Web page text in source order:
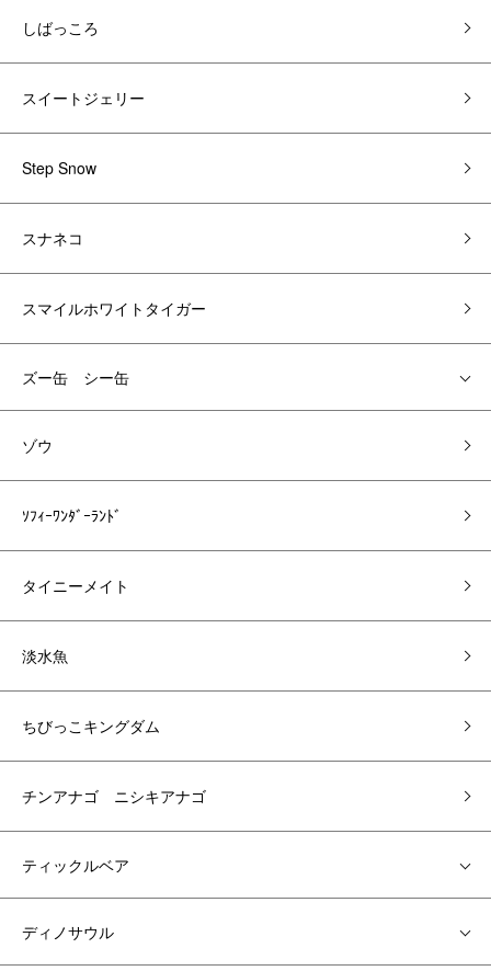
しばっころ
スイートジェリー
Step Snow
スナネコ
スマイルホワイトタイガー
ズー缶 シー缶
ゾウ
ｿﾌｨｰﾜﾝﾀﾞｰﾗﾝﾄﾞ
タイニーメイト
淡水魚
ちびっこキングダム
チンアナゴ ニシキアナゴ
ティックルベア
ディノサウル